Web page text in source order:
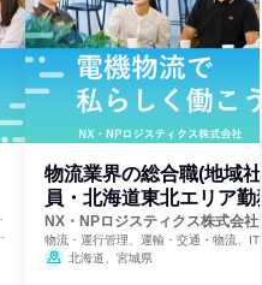
物流業界の総合職(地域社
員・北海道東北エリア勤
NX・NPロジスティクス株式会社
物流・運行管理、運輸・交通・物流、IT
ビス 北海道、宮城県